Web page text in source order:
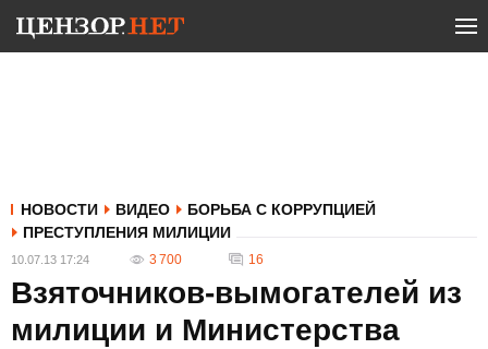
НОВОСТИ ВИДЕО
БОРЬБА С КОРРУПЦИЕЙ
ПРЕСТУПЛЕНИЯ МИЛИЦИИ
10.07.13 17:24 3 700 16
Взяточников-вымогателей из
милиции и Министерства